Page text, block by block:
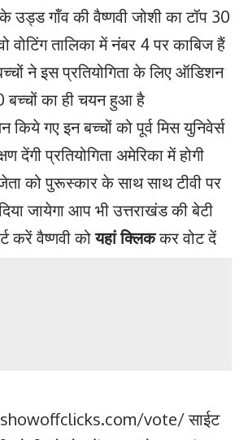
गॉंव की वैष्णवी जोशी का टॉप 30
वोटिंग तालिका में नंबर 4 पर काबिज हैं
ने इस प्रतियोगिता के लिए ऑडिशन
बच्चों का ही चयन हुआ है
किये गए इन बच्चों को पूर्व मिस युनिवेर्स
देंगी प्रतियोगिता अमेरिका में होगी
को पुरूस्कार के साथ साथ टीवी पर
जायेगा आप भी उत्तराखंड की बेटी
करें वैष्णवी कोयहां क्लिककर वोट दें
vote/ साईट